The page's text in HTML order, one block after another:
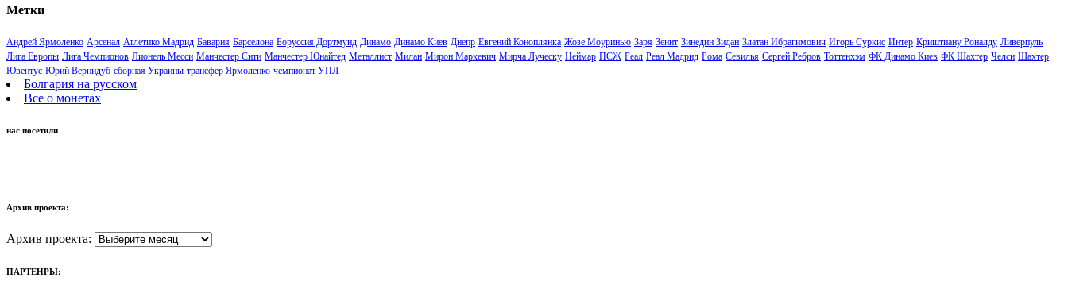
Метки
Андрей Ярмоленко Арсенал Атлетико Мадрид Бавария Барселона Боруссия Дортмунд Динамо Динамо Киев Днепр Евгений Коноплянка Жозе Моуринью Заря Зенит Зинедин Зидан Златан Ибрагимович Игорь Суркис Интер Криштиану Роналду Ливерпуль
Лига Европы Лига Чемпионов Лионель Месси Манчестер Сити Манчестер Юнайтед Металлист Милан Мирон Маркевич Мирча Луческу Неймар ПСЖ Реал Реал Мадрид Рома Севилья Сергей Ребров Тоттенхэм ФК Динамо Киев ФК Шахтер Челси Шахтер
Ювентус Юрий Вернидуб сборная Украины трансфер Ярмоленко чемпионат УПЛ
Болгария на русском
Все о монетах
нас посетили
Архив проекта:
Архив проекта:
ПАРТЕНРЫ: